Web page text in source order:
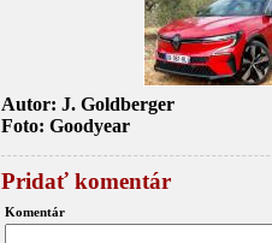
Autor: J. Goldberger
Foto: Goodyear
Pridať komentár
Komentár